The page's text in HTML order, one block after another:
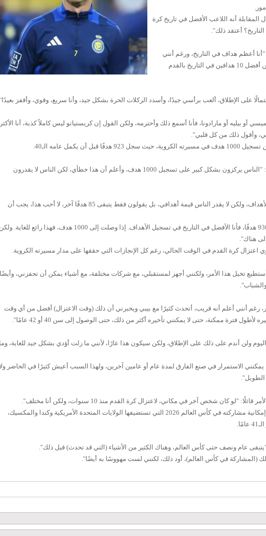
المقابلة أنه اللاعب الأفضل في تاريخ كرة
التاريخ؟ أعتقد ذلك".
أعظم هداف في التاريخ، ورغم أنني
لست أعسرًا، إلا أنني من بين أفضل 10 هدافين في التاريخ بالقدم
على الإطلاق، ألعب برأسي جيدًا، وأسدد الركلات الحرة بشكل جيد، وأنا سريع، وقوي، وأقفز
بيليه أو مارادونا، فأنا أسمع ذلك وأحترمه، ولكن القول إن كريستيانو ليس كاملاً كذبة، أنا الأكثر
وأقول ذلك من كل قلبي".
قبل أن يكمل عامه الـ40.
وأوضح نجم النصر السعودي: "الناس يركزون بشكل كبير على تسجيل 1000 هدف، وأعلم أن هذا خطأي، لكن الناس لا يقدرون
وواصل: "أسجل الكثير من الأهداف، ولكن لا يقدر الناس قيمة أهدافي، بل يقولون فقط يتبقى 85 هدفًا آخر، لا أحب هذا، يجب أن
وأكمل: "إذا سجلت 920 أو 930 هدفًا، فأنا الأفضل في التاريخ في تسجيل الأهداف. إذا وصلت إلى 1000 هدف، فهذا رائع للغاية.
هناك".
اعتزال كرة القدم في الوقت الحالي، رغم كل الإنجازات التي حققها على مدار مسيرته الكروية.
تخيل هذا الأمر، ولكنني أجهز لمستقبلي، مع شركات مختلفة، مع أشياء يمكن أن تحفزني، وأيضًا
رغم أنني أعلم أنه قريب، أتحدث كثيرًا مع بيبي ويخبرني أن ذلك (وقت الاعتزال) أفضل من أي وقت
فترة ممكنة، حتى لا يمكنني تأخيره أكثر من ذلك، حتى الوصول إلى سن 40 أو 42 عامًا".
ولن أندم على ذلك على الإطلاق، ولكن سيكون هذا عارًا، لأنني ما زلت أؤدي بشكل جيد للغاية،
الاستمرار في صنع الفارق لمدة عام أو عامين آخرين، ولهذا السبب أعيش كثيرًا في الحاضر
الطويل".
"لو كان شخص آخر في مكاني، لاعتزال كرة القدم منذ 10 سنوات، ولكن أنا مختلف".
وتحدث النجم البرتغالي عن إمكانية مشاركته في كأس العالم 2026 التي تستضيفها الولايات المتحدة الأمريكية وكندا والمكسيك،
"يتبقى عام ونصف حتى كأس العالم، وهناك الكثير من الأشياء (التي قد تحدث) قبل ذلك".
(المشاركة في كأس العالم)، أود ذلك، لكنني لست مهووسًا به أيضًا".